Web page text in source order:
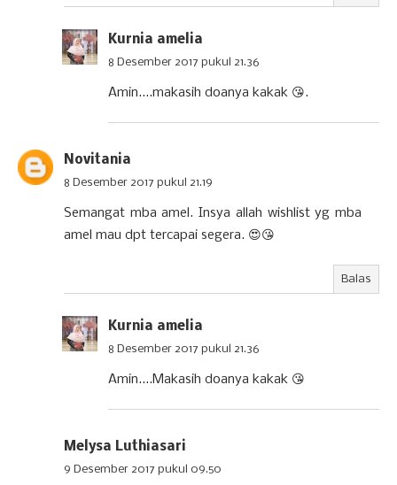
Kurnia amelia
8 Desember 2017 pukul 21.36
Amin....makasih doanya kakak 😘.
Novitania
8 Desember 2017 pukul 21.19
Semangat mba amel. Insya allah wishlist yg mba
amel mau dpt tercapai segera. 😍😘
Balas
Kurnia amelia
8 Desember 2017 pukul 21.36
Amin....Makasih doanya kakak 😘
Melysa Luthiasari
9 Desember 2017 pukul 09.50